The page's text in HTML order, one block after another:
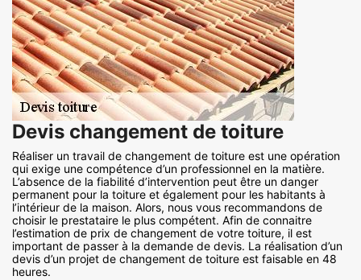
Devis changement de toiture
Réaliser un travail de changement de toiture est une opération
qui exige une compétence d’un professionnel en la matière.
L’absence de la fiabilité d’intervention peut être un danger
permanent pour la toiture et également pour les habitants à
l’intérieur de la maison. Alors, nous vous recommandons de
choisir le prestataire le plus compétent. Afin de connaitre
l’estimation de prix de changement de votre toiture, il est
important de passer à la demande de devis. La réalisation d’un
devis d’un projet de changement de toiture est faisable en 48
heures.